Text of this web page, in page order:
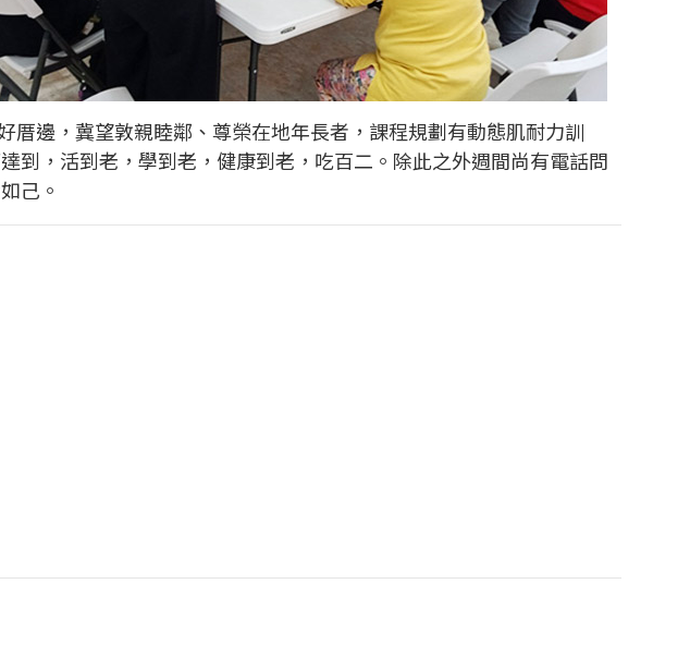
邊，冀望敦親睦鄰、尊榮在地年長者，課程規劃有動態肌耐力訓
到，活到老，學到老，健康到老，吃百二。除此之外週間尚有電話問
己。